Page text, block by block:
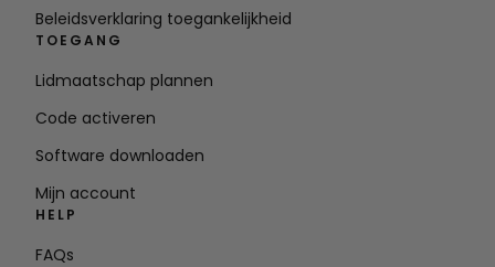
Beleidsverklaring toegankelijkheid
TOEGANG
Lidmaatschap plannen
Code activeren
Software downloaden
Mijn account
HELP
FAQs